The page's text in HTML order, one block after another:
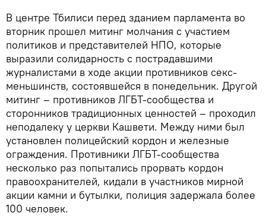
В центре Тбилиси перед зданием парламента во
вторник прошел митинг молчания с участием
политиков и представителей НПО, которые
выразили солидарность с пострадавшими
журналистами в ходе акции противников секс-
меньшинств, состоявшейся в понедельник. Другой
митинг – противников ЛГБТ-сообщества и
сторонников традиционных ценностей – проходил
неподалеку у церкви Кашвети. Между ними был
установлен полицейский кордон и железные
ограждения. Противники ЛГБТ-сообщества
несколько раз попытались прорвать кордон
правоохранителей, кидали в участников мирной
акции камни и бутылки, полиция задержала более
100 человек.